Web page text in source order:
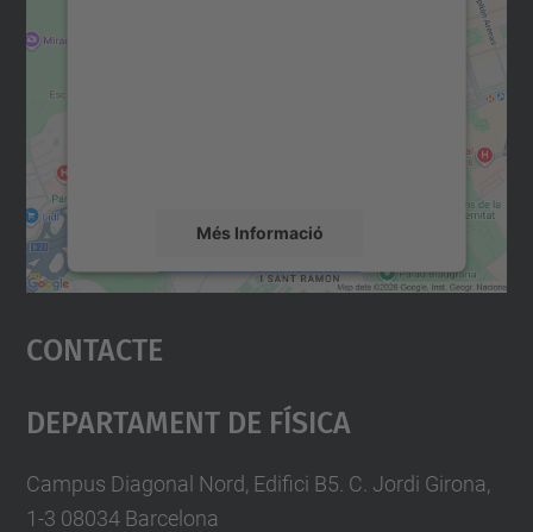
Més Informació
Accepta
powered by
Contacte
Departament De Física
Campus Diagonal Nord, Edifici B5. C. Jordi Girona,
1-3 08034 Barcelona